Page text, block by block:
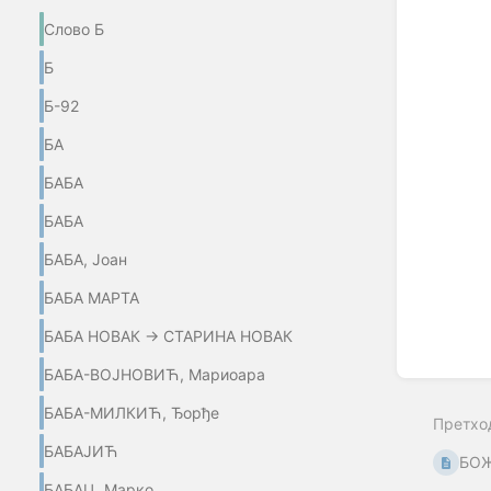
Слово Б
Б
Б-92
БА
БАБА
БАБА
БАБА, Јоан
БАБА МАРТА
БАБА НОВАК → СТАРИНА НОВАК
БАБА-ВОЈНОВИЋ, Мариоара
БАБА-МИЛКИЋ, Ђорђе
БАБАЈИЋ